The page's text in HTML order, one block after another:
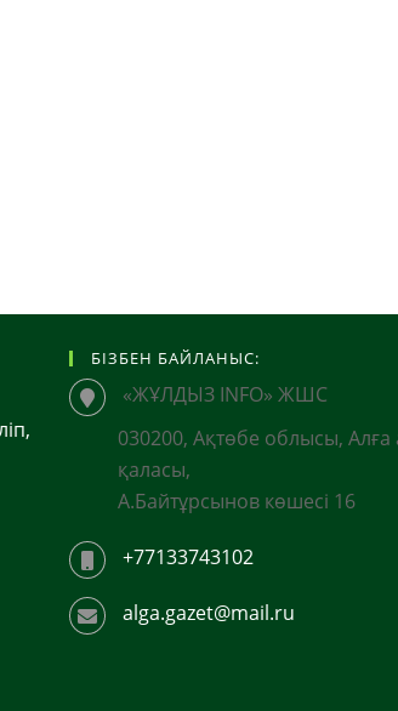
БІЗБЕН БАЙЛАНЫС:
«ЖҰЛДЫЗ INFO» ЖШС
030200, Ақтөбе облысы, Алға
қаласы,
А.Байтұрсынов көшесі 16
+77133743102
alga.gazet@mail.ru